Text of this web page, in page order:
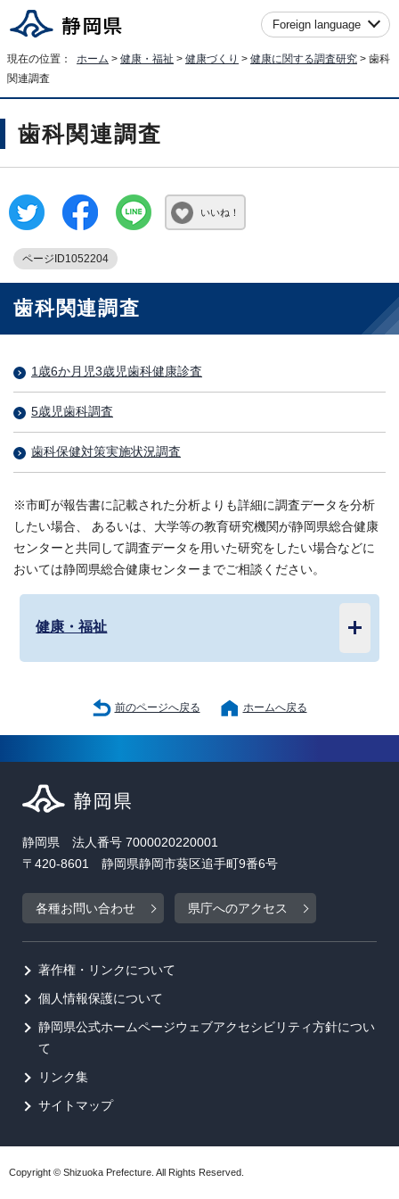
Foreign language
現在の位置： ホーム > 健康・福祉 > 健康づくり > 健康に関する調査研究 > 歯科
関連調査
歯科関連調査
いいね！
ページID1052204
歯科関連調査
1歳6か月児3歳児歯科健康診査
5歳児歯科調査
歯科保健対策実施状況調査
※市町が報告書に記載された分析よりも詳細に調査データを分析
したい場合、 あるいは、大学等の教育研究機関が静岡県総合健康
センターと共同して調査データを用いた研究をしたい場合などに
おいては静岡県総合健康センターまでご相談ください。
健康・福祉
前のページへ戻る ホームへ戻る
静岡県 法人番号 7000020220001
〒420-8601 静岡県静岡市葵区追手町9番6号
各種お問い合わせ 県庁へのアクセス
著作権・リンクについて
個人情報保護について
静岡県公式ホームページウェブアクセシビリティ方針につい
て
リンク集
サイトマップ
Copyright © Shizuoka Prefecture. All Rights Reserved.